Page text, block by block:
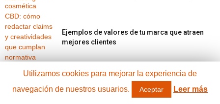
Ejemplos de valores de tu marca que atraen
mejores clientes
Las rutas de crucero más recomendadas para
2026
Utilizamos cookies para mejorar la experiencia de
navegación de nuestros usuarios.
Aceptar Leer más